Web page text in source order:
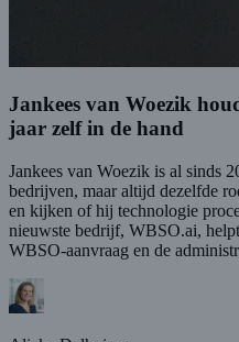
Jankees van Woezik
jaar zelf in de hand
Jankees van Woezik is al sinds
bedrijven, maar altijd dezelfde
en kijken of hij technologie
nieuwste bedrijf, WBSO.ai,
WBSO-aanvraag en de